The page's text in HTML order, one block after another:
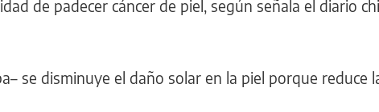
de padecer cáncer de piel, según señala el diario
se disminuye el daño solar en la piel porque reduce